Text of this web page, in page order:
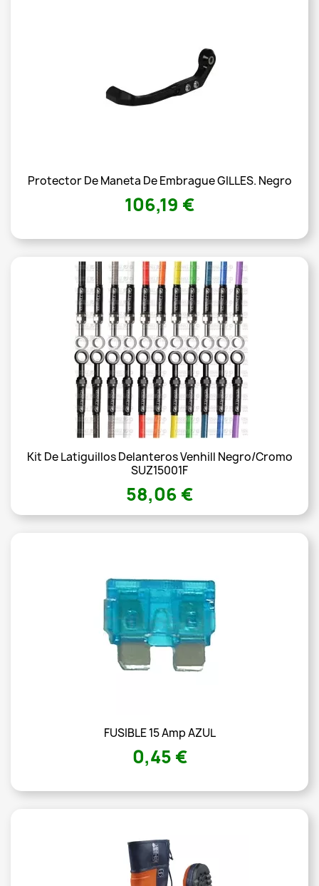
Protector De Maneta De Embrague GILLES. Negro
106,19 €
Kit De Latiguillos Delanteros Venhill Negro/Cromo
SUZ15001F
58,06 €
FUSIBLE 15 Amp AZUL
0,45 €